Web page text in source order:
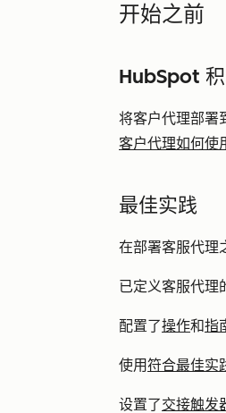
开始之前
HubSpot
将客户代理部署
客户代理如何使
最佳实践
在部署客服代理
已定义客服代理
配置了操作和指
使用符合最佳实
设置了交接触发